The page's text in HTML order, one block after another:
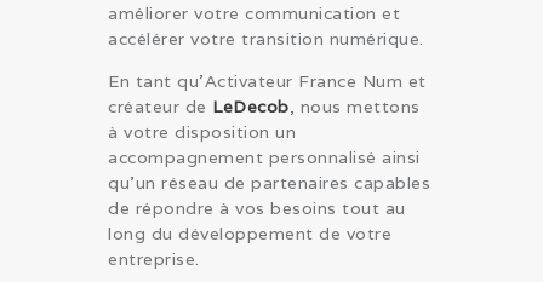
améliorer votre communication et
accélérer votre transition numérique.
En tant qu’Activateur France Num et
créateur de LeDecob, nous mettons
à votre disposition un
accompagnement personnalisé ainsi
qu’un réseau de partenaires capables
de répondre à vos besoins tout au
long du développement de votre
entreprise.